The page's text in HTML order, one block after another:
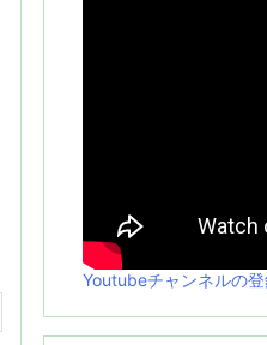
Youtubeチャンネルの